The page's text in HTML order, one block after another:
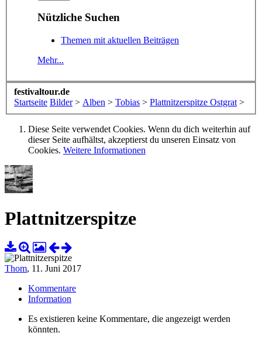
Nützliche Suchen
Themen mit aktuellen Beiträgen
Mehr...
festivaltour.de
Startseite Bilder > Alben > Tobias > Plattnitzerspitze Ostgrat >
Diese Seite verwendet Cookies. Wenn du dich weiterhin auf
dieser Seite aufhältst, akzeptierst du unseren Einsatz von
Cookies. Weitere Informationen
Plattnitzerspitze
Thom, 11. Juni 2017
Kommentare
Information
Es existieren keine Kommentare, die angezeigt werden
könnten.